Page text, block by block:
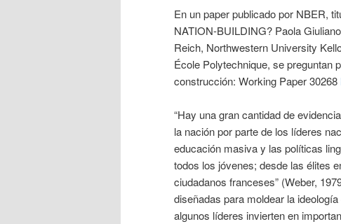
En un paper publicado por NBER,
NATION-BUILDING? Paola
Reich, Northwestern University
École Polytechnique, se preguntan
construcción: Working Paper 30268
“Hay una gran cantidad de
la nación por parte de los líderes
educación masiva y las políticas
todos los jóvenes; desde las élites
ciudadanos franceses” (Weber,
diseñadas para moldear la
algunos líderes invierten en